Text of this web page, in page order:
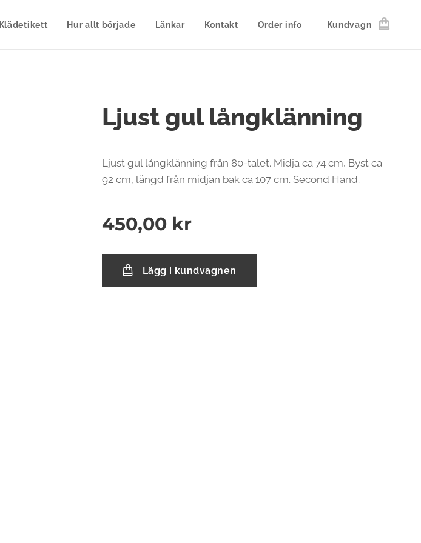
Klädetikett Hur allt började Länkar Kontakt Order info Kundvagn
Ljust gul långklänning
Ljust gul långklänning från 80-talet. Midja ca 74 cm, Byst ca
92 cm, längd från midjan bak ca 107 cm. Second Hand.
450,00 kr
Lägg i kundvagnen